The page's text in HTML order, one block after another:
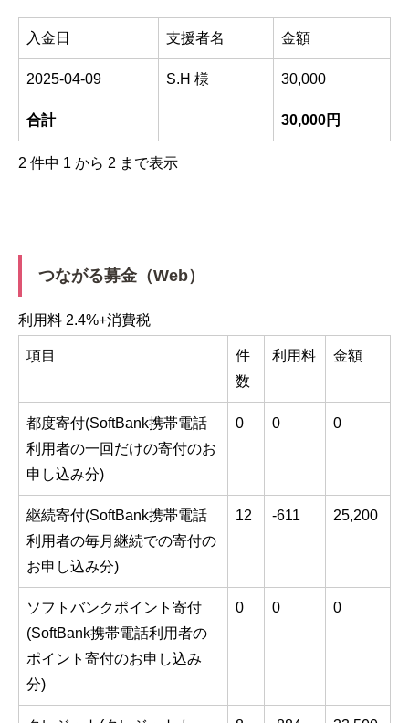
入金日 支援者名 金額
2025-04-09 S.H 様 30,000
合計 30,000円
2 件中 1 から 2 まで表示
つながる募金（Web）
利用料 2.4%+消費税
項目
件
数
利用料 金額
項目
件
利用料 金額
都度寄付(SoftBank携帯電話
利用者の一回だけの寄付のお
申し込み分)
0 0 0
継続寄付(SoftBank携帯電話
利用者の毎月継続での寄付の
お申し込み分)
12 -611 25,200
ソフトバンクポイント寄付
(SoftBank携帯電話利用者の
ポイント寄付のお申し込み
分)
0 0 0